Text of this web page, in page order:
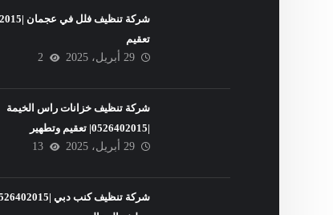
تعقيم
29 أبريل، 2025
2
شركة تنظيف خزانات راس الخيمة
|0526402015| تعقيم وتطهير
29 أبريل، 2025
13